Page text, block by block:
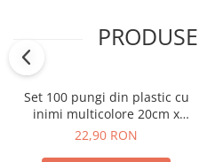
Set 100 pungi din plastic cu
inimi multicolore 20cm x
15cm
22,90 RON